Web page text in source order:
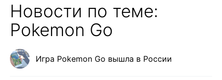
Новости по теме:
Pokemon Go
Игра Pokemon Go вышла в России